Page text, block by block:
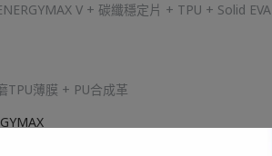
V + 碳纖穩定片 + TPU + Solid EVA
TPU薄膜 + PU合成革